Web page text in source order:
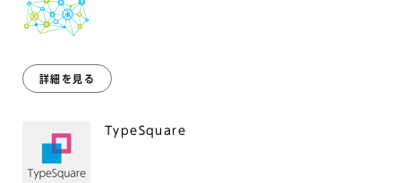
詳細を見る
TypeSquare